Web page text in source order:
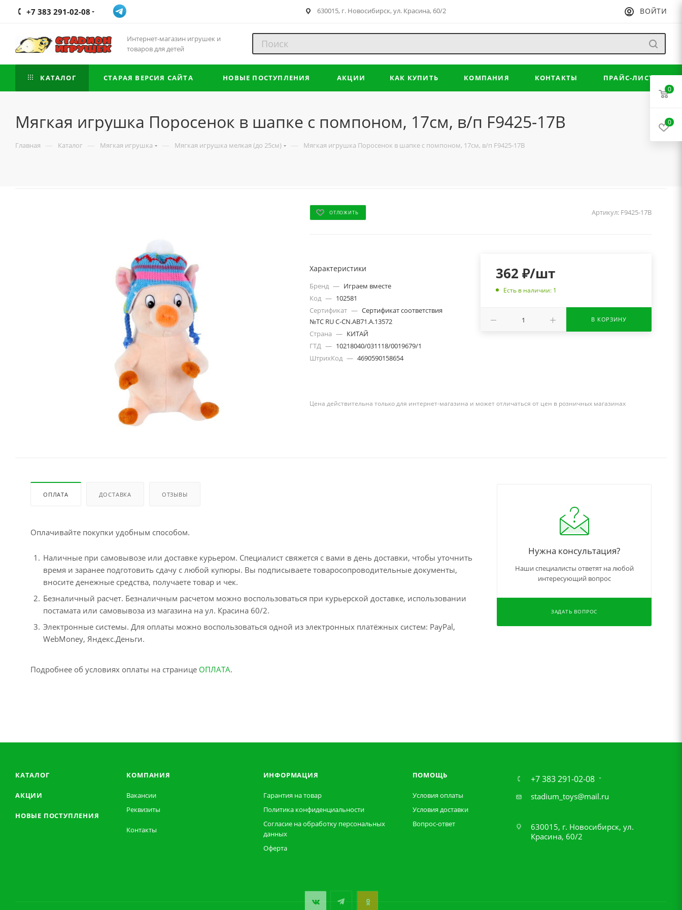
+7 383 291-02-08 630015, г. Новосибирск, ул. Красина, 60/2 ВОЙТИ
Интернет-магазин игрушек и
товаров для детей
КАТАЛОГ СТАРАЯ ВЕРСИЯ САЙТА НОВЫЕ ПОСТУПЛЕНИЯ АКЦИИ КАК КУПИТЬ КОМПАНИЯ КОНТАКТЫ ПРАЙС-ЛИСТ
Мягкая игрушка Поросенок в шапке с помпоном, 17см, в/п F9425-17B
Главная — Каталог — Мягкая игрушка — Мягкая игрушка мелкая (до 25см) — Мягкая игрушка Поросенок в шапке с помпоном, 17см, в/п F9425-17B
ОТЛОЖИТЬ Артикул: F9425-17B
Характеристики
Бренд — Играем вместе
Код — 102581
Сертификат — Сертификат соответствия
№ТС RU C-CN.AB71.A.13572
Страна — КИТАЙ
ГТД — 10218040/031118/0019679/1
ШтрихКод — 4690590158654
362 ₽/шт
Есть в наличии: 1
В КОРЗИНУ
Цена действительна только для интернет-магазина и может отличаться от цен в розничных магазинах
ОПЛАТА ДОСТАВКА ОТЗЫВЫ
Оплачивайте покупки удобным способом.
Наличные при самовывозе или доставке курьером. Специалист свяжется с вами в день доставки, чтобы уточнить
время и заранее подготовить сдачу с любой купюры. Вы подписываете товаросопроводительные документы,
вносите денежные средства, получаете товар и чек.
Безналичный расчет. Безналичным расчетом можно воспользоваться при курьерской доставке, использовании
постамата или самовывоза из магазина на ул. Красина 60/2.
Электронные системы. Для оплаты можно воспользоваться одной из электронных платёжных систем: PayPal,
WebMoney, Яндекс.Деньги.
Подробнее об условиях оплаты на странице ОПЛАТА.
Нужна консультация?
Наши специалисты ответят на любой
интересующий вопрос
ЗАДАТЬ ВОПРОС
КАТАЛОГ
АКЦИИ
НОВЫЕ ПОСТУПЛЕНИЯ
КОМПАНИЯ
Вакансии
Реквизиты
Контакты
ИНФОРМАЦИЯ
Гарантия на товар
Политика конфиденциальности
Согласие на обработку персональных
данных
Оферта
ПОМОЩЬ
Условия оплаты
Условия доставки
Вопрос-ответ
+7 383 291-02-08
stadium_toys@mail.ru
630015, г. Новосибирск, ул.
Красина, 60/2
0
0